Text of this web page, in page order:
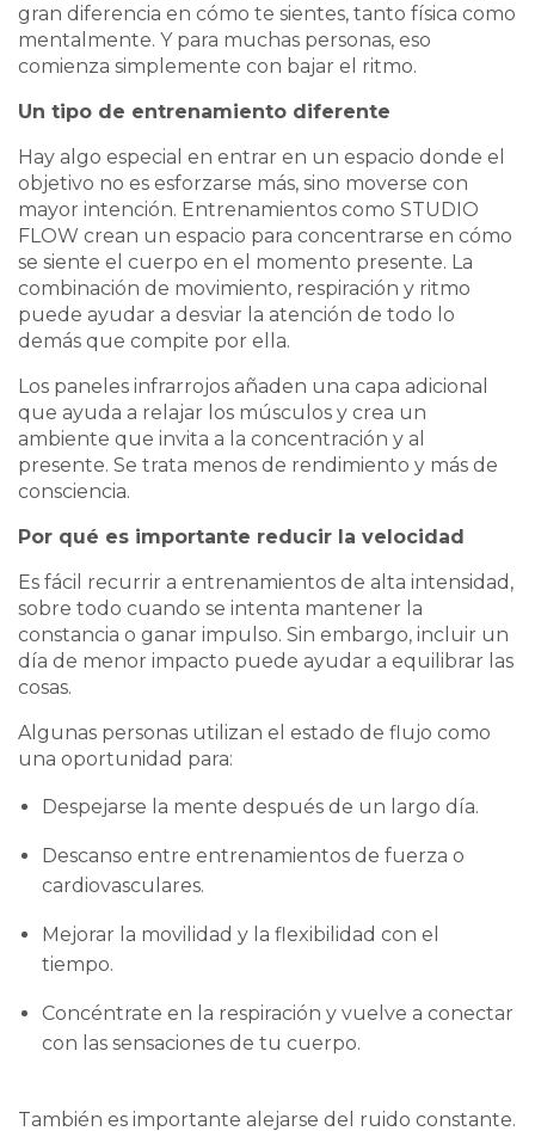
gran diferencia en cómo te sientes, tanto física como
mentalmente. Y para muchas personas, eso
comienza simplemente con bajar el ritmo.
Un tipo de entrenamiento diferente
Hay algo especial en entrar en un espacio donde el
objetivo no es esforzarse más, sino moverse con
mayor intención. Entrenamientos como STUDIO
FLOW crean un espacio para concentrarse en cómo
se siente el cuerpo en el momento presente. La
combinación de movimiento, respiración y ritmo
puede ayudar a desviar la atención de todo lo
demás que compite por ella.
Los paneles infrarrojos añaden una capa adicional
que ayuda a relajar los músculos y crea un
ambiente que invita a la concentración y al
presente. Se trata menos de rendimiento y más de
consciencia.
Por qué es importante reducir la velocidad
Es fácil recurrir a entrenamientos de alta intensidad,
sobre todo cuando se intenta mantener la
constancia o ganar impulso. Sin embargo, incluir un
día de menor impacto puede ayudar a equilibrar las
cosas.
Algunas personas utilizan el estado de flujo como
una oportunidad para:
Despejarse la mente después de un largo día.
Descanso entre entrenamientos de fuerza o
cardiovasculares.
Mejorar la movilidad y la flexibilidad con el
tiempo.
Concéntrate en la respiración y vuelve a conectar
con las sensaciones de tu cuerpo.
También es importante alejarse del ruido constante.